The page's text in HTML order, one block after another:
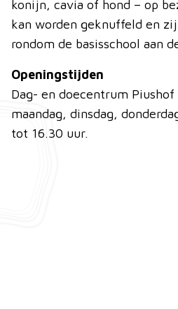
konijn, cavia of hond – op
kan worden geknuffeld en
rondom de basisschool aan
Openingstijden
Dag- en doecentrum Piushof
maandag, dinsdag,
tot 16.30 uur.